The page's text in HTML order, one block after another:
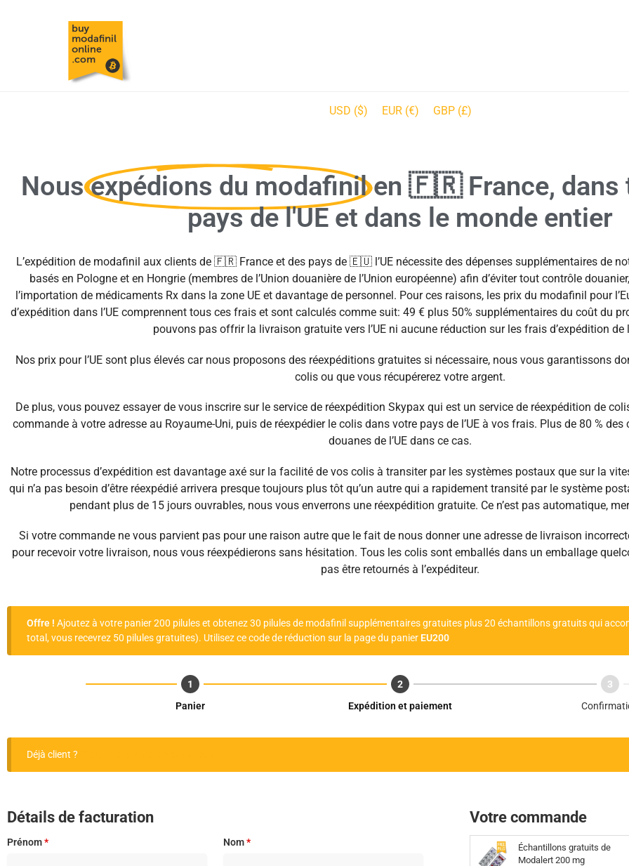
USD ($) EUR (€) GBP (£)
Nous expédions du modafinil en 🇫🇷 France,
pays de l'UE et dans le monde entier
L’expédition de modafinil aux clients de 🇫🇷 France et des pays de 🇪🇺 l’UE nécessite des dépenses supplémentaires de
basés en Pologne et en Hongrie (membres de l’Union douanière de l’Union européenne) afin d’éviter tout contrôle
l’importation de médicaments Rx dans la zone UE et davantage de personnel. Pour ces raisons, les prix du modafinil pour
d’expédition dans l’UE comprennent tous ces frais et sont calculés comme suit: 49 € plus 50% supplémentaires du coût du
pouvons pas offrir la livraison gratuite vers l’UE ni aucune réduction sur les frais d’expédition de
Nos prix pour l’UE sont plus élevés car nous proposons des réexpéditions gratuites si nécessaire, nous vous garantissons
colis ou que vous récupérerez votre argent.
De plus, vous pouvez essayer de vous inscrire sur le service de réexpédition Skypax qui est un service de réexpédition de
commande à votre adresse au Royaume-Uni, puis de réexpédier le colis dans votre pays de l’UE à vos frais. Plus de 80 %
douanes de l’UE dans ce cas.
Notre processus d’expédition est davantage axé sur la facilité de vos colis à transiter par les systèmes postaux que sur la
qui n’a pas besoin d’être réexpédié arrivera presque toujours plus tôt qu’un autre qui a rapidement transité par le système
pendant plus de 15 jours ouvrables, nous vous enverrons une réexpédition gratuite. Ce n’est pas automatique,
Si votre commande ne vous parvient pas pour une raison autre que le fait de nous donner une adresse de livraison
pour recevoir votre livraison, nous vous réexpédierons sans hésitation. Tous les colis sont emballés dans un emballage
pas être retournés à l’expéditeur.
Offre ! Ajoutez à votre panier 200 pilules et obtenez 30 pilules de modafinil supplémentaires gratuites plus 20 échantillons gratuits qui
total, vous recevrez 50 pilules gratuites). Utilisez ce code de réduction sur la page du panier EU200
Panier Expédition et paiement
Déjà client ?
Détails de facturation
Prénom* Nom*
Votre commande
Échantillons gratuits de
Modalert 200 mg